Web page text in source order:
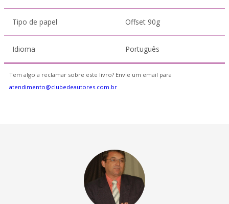
Tipo de papel Offset 90g
Idioma Português
Tem algo a reclamar sobre este livro? Envie um email para
atendimento@clubedeautores.com.br